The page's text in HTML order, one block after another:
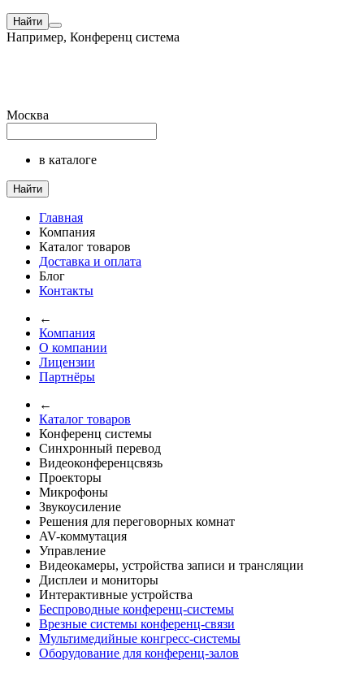
Найти
Например, Конференц система
Москва
в каталоге
Найти
Главная
Компания
Каталог товаров
Доставка и оплата
Блог
Контакты
←
Компания
О компании
Лицензии
Партнёры
←
Каталог товаров
Конференц системы
Синхронный перевод
Видеоконференцсвязь
Проекторы
Микрофоны
Звукоусиление
Решения для переговорных комнат
AV-коммутация
Управление
Видеокамеры, устройства записи и трансляции
Дисплеи и мониторы
Интерактивные устройства
Беспроводные конференц-системы
Врезные системы конференц-связи
Мультимедийные конгресс-системы
Оборудование для конференц-залов